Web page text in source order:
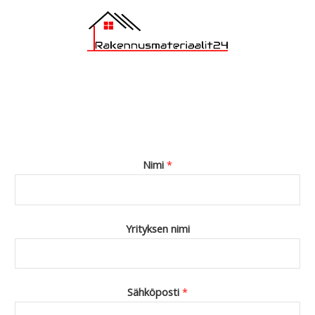
Nimi *
Yrityksen nimi
Sähköposti *